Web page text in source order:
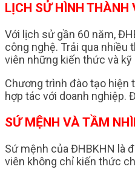
LỊCH SỬ HÌNH THÀNH
Với lịch sử gần 60 năm,
công nghệ. Trải qua nhiều
viên những kiến thức và
Chương trình đào tạo hiện
hợp tác với doanh nghiệp.
SỨ MỆNH VÀ TẦM
Sứ mệnh của ĐHBKHN là
viên không chỉ kiến thức